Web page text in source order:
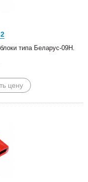
типа Беларус-09Н.
цену